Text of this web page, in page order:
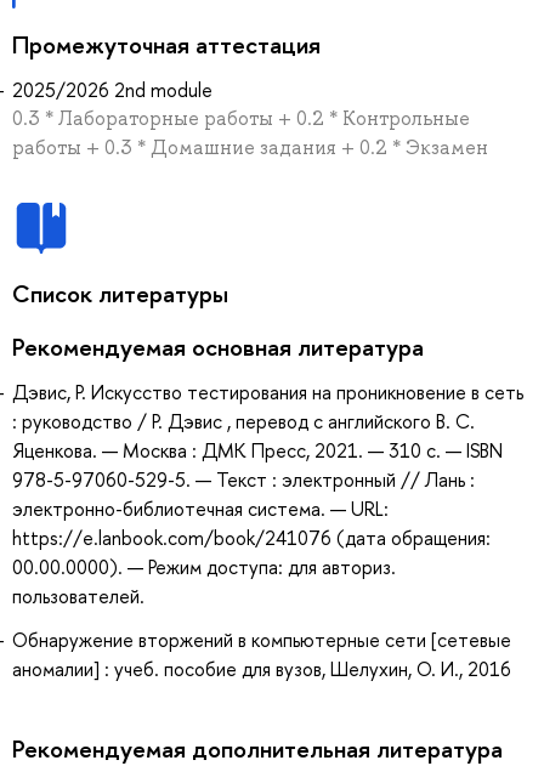
Промежуточная аттестация
2025/2026 2nd module
0.3 * Лабораторные работы + 0.2 * Контрольные
работы + 0.3 * Домашние задания + 0.2 * Экзамен
Список литературы
Рекомендуемая основная литература
Дэвис, Р. Искусство тестирования на проникновение в сеть
: руководство / Р. Дэвис , перевод с английского В. С.
Яценкова. — Москва : ДМК Пресс, 2021. — 310 с. — ISBN
978-5-97060-529-5. — Текст : электронный // Лань :
электронно-библиотечная система. — URL:
https://e.lanbook.com/book/241076 (дата обращения:
00.00.0000). — Режим доступа: для авториз.
пользователей.
Обнаружение вторжений в компьютерные сети [сетевые
аномалии] : учеб. пособие для вузов, Шелухин, О. И., 2016
Рекомендуемая дополнительная литература